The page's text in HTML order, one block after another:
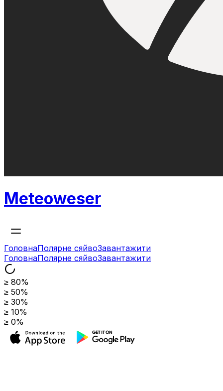
Meteoweser
ГоловнаПолярне сяйвоЗавантажити
ГоловнаПолярне сяйвоЗавантажити
≥ 80%
≥ 50%
≥ 30%
≥ 10%
≥ 0%